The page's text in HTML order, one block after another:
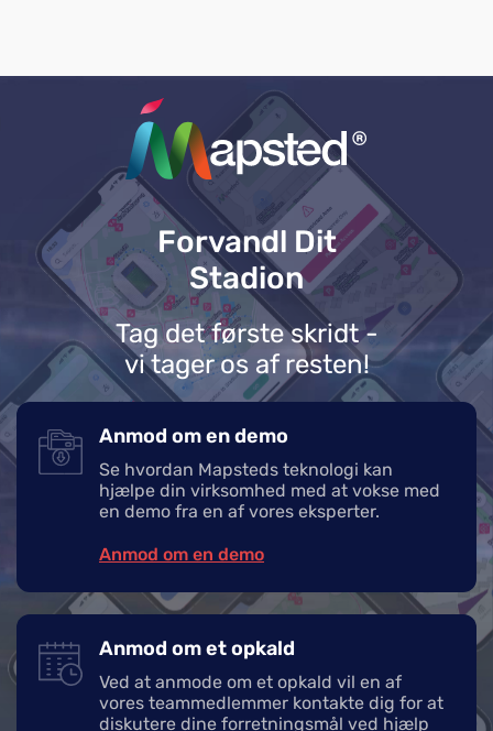
Forvandl Dit
Stadion
Tag det første skridt -
vi tager os af resten!
Anmod om en demo
Se hvordan Mapsteds teknologi kan
hjælpe din virksomhed med at vokse med
en demo fra en af vores eksperter.
Anmod om en demo
Anmod om et opkald
Ved at anmode om et opkald vil en af
vores teammedlemmer kontakte dig for at
diskutere dine forretningsmål ved hjælp